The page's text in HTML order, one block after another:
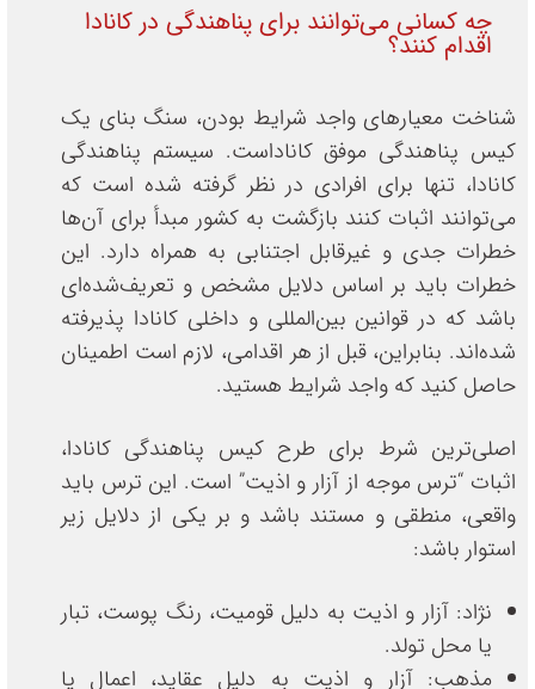
چه کسانی می‌توانند برای پناهندگی در کانادا
اقدام کنند؟
شناخت معیارهای واجد شرایط بودن، سنگ بنای یک
کیس پناهندگی موفق کاناداست. سیستم پناهندگی
کانادا، تنها برای افرادی در نظر گرفته شده است که
می‌توانند اثبات کنند بازگشت به کشور مبدأ برای آن‌ها
خطرات جدی و غیرقابل اجتنابی به همراه دارد. این
خطرات باید بر اساس دلایل مشخص و تعریف‌شده‌ای
باشد که در قوانین بین‌المللی و داخلی کانادا پذیرفته
شده‌اند. بنابراین، قبل از هر اقدامی، لازم است اطمینان
حاصل کنید که واجد شرایط هستید.
اصلی‌ترین شرط برای طرح کیس پناهندگی کانادا،
اثبات “ترس موجه از آزار و اذیت” است. این ترس باید
واقعی، منطقی و مستند باشد و بر یکی از دلایل زیر
استوار باشد:
نژاد: آزار و اذیت به دلیل قومیت، رنگ پوست، تبار
یا محل تولد.
مذهب: آزار و اذیت به دلیل عقاید، اعمال یا